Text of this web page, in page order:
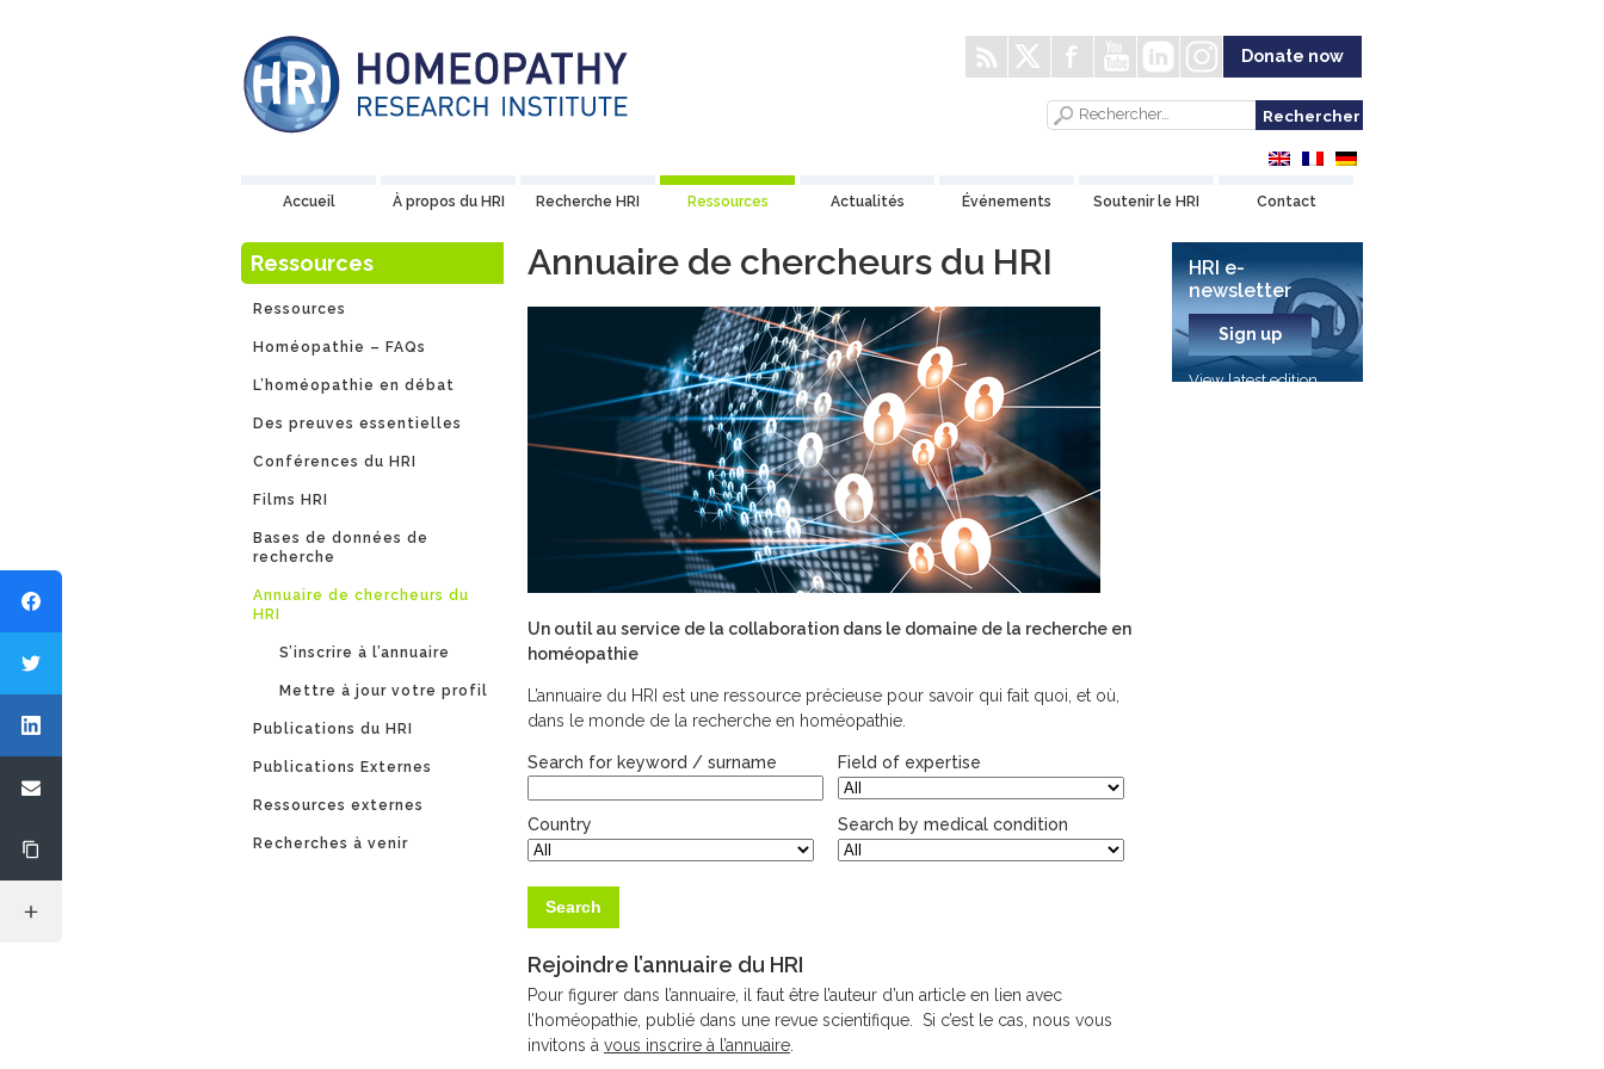
Donate now
Accueil À propos du HRI Recherche HRI Ressources Actualités Événements Soutenir le HRI Contact
Ressources
Ressources
Homéopathie – FAQs
L’homéopathie en débat
Des preuves essentielles
Conférences du HRI
Films HRI
Bases de données de
recherche
Annuaire de chercheurs du
HRI
S’inscrire à l’annuaire
Mettre à jour votre profil
Publications du HRI
Publications Externes
Ressources externes
Recherches à venir
Annuaire de chercheurs du HRI
Un outil au service de la collaboration dans le domaine de la recherche en
homéopathie
L’annuaire du HRI est une ressource précieuse pour savoir qui fait quoi, et où,
dans le monde de la recherche en homéopathie.
Search for keyword / surname
Country
Field of expertise
Search by medical condition
Rejoindre l’annuaire du HRI
Pour figurer dans l’annuaire, il faut être l’auteur d’un article en lien avec
l’homéopathie, publié dans une revue scientifique. Si c’est le cas, nous vous
invitons à vous inscrire à l’annuaire
HRI e-
newsletter
Sign up
View latest edition